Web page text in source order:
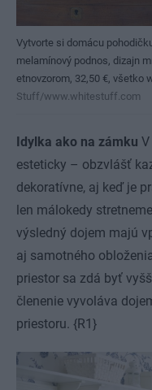
Vytvorte si domácu
melamínový podnos, dizajn
etnovzorom, 32,50 €,
Stuff/www.whitestuff.com
Idylka ako na zámku
esteticky – obzvlášť
dekoratívne, aj keď je
len málokedy
výsledný dojem majú
aj samotného
priestor sa zdá byť
členenie vyvoláva
priestoru. {R1}